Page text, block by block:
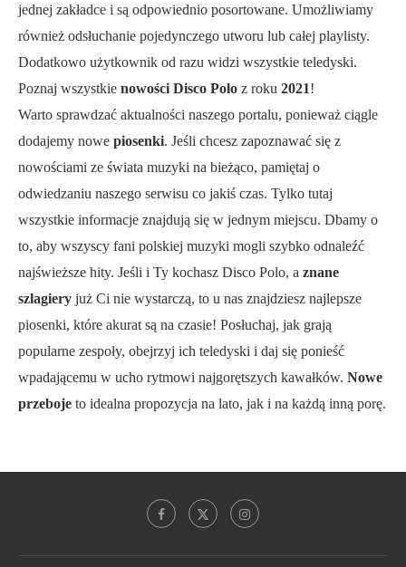
jednej zakładce i są odpowiednio posortowane. Umożliwiamy
również odsłuchanie pojedynczego utworu lub całej playlisty.
Dodatkowo użytkownik od razu widzi wszystkie teledyski.
Poznaj wszystkie nowości Disco Polo z roku 2021!
Warto sprawdzać aktualności naszego portalu, ponieważ ciągle
dodajemy nowe piosenki. Jeśli chcesz zapoznawać się z
nowościami ze świata muzyki na bieżąco, pamiętaj o
odwiedzaniu naszego serwisu co jakiś czas. Tylko tutaj
wszystkie informacje znajdują się w jednym miejscu. Dbamy o
to, aby wszyscy fani polskiej muzyki mogli szybko odnaleźć
najświeższe hity. Jeśli i Ty kochasz Disco Polo, a znane
szlagiery już Ci nie wystarczą, to u nas znajdziesz najlepsze
piosenki, które akurat są na czasie! Posłuchaj, jak grają
popularne zespoły, obejrzyj ich teledyski i daj się ponieść
wpadającemu w ucho rytmowi najgorętszych kawałków. Nowe
przeboje to idealna propozycja na lato, jak i na każdą inną porę.